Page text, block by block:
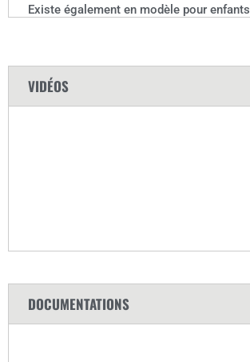
Existe également en modèle pour enfants
VIDÉOS
DOCUMENTATIONS